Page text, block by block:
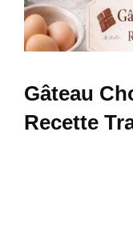
Gâteau
Recette